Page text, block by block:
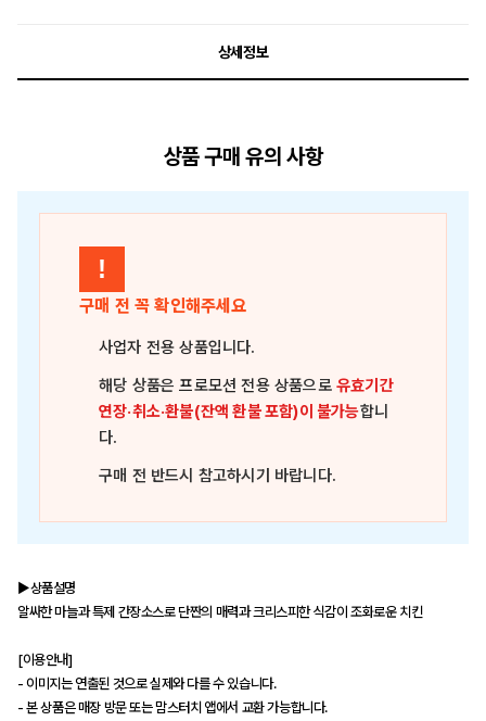
상세정보
상품 구매 유의 사항
!
구매 전 꼭 확인해주세요
사업자 전용 상품입니다.
해당 상품은프로모션 전용 상품으로유효기간
연장·취소·환불(잔액 환불 포함)이 불가능합니
다.
구매 전 반드시 참고하시기 바랍니다.
▶상품설명
알싸한 마늘과 특제 간장소스로 단짠의 매력과 크리스피한 식감이 조화로운 치킨
[이용안내]
- 이미지는 연출된 것으로 실제와 다를 수 있습니다.
- 본 상품은 매장 방문 또는 맘스터치 앱에서 교환 가능합니다.